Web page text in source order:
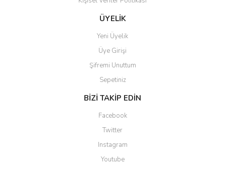
Gönder
ÜYELİK
Yeni Üyelik
Üye Girişi
Şifremi Unuttum
Sepetiniz
BİZİ TAKİP EDİN
Facebook
Twitter
Instagram
Youtube